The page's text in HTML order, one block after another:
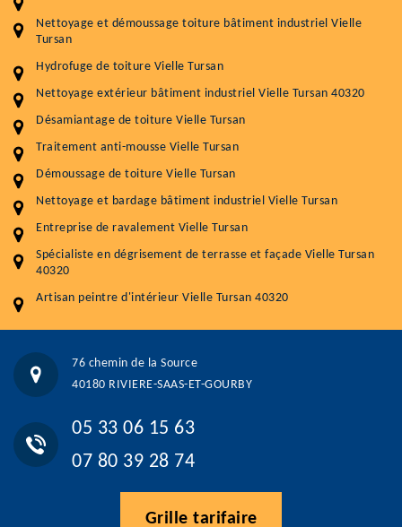
Nettoyage et démoussage toiture bâtiment industriel Vielle
Tursan
Hydrofuge de toiture Vielle Tursan
Nettoyage extérieur bâtiment industriel Vielle Tursan 40320
Désamiantage de toiture Vielle Tursan
Traitement anti-mousse Vielle Tursan
Démoussage de toiture Vielle Tursan
Nettoyage et bardage bâtiment industriel Vielle Tursan
Entreprise de ravalement Vielle Tursan
Spécialiste en dégrisement de terrasse et façade Vielle Tursan
40320
Artisan peintre d'intérieur Vielle Tursan 40320
76 chemin de la Source
40180 RIVIERE-SAAS-ET-GOURBY
05 33 06 15 63
07 80 39 28 74
Grille tarifaire
Entretenir votre toiture, c'est préserver sa
durabilité
Plus de 15 ans d'expérience en couverture et facade
Service
Nettoyageb toiture
Démoussage toiture
Traitement hydrofuge toiture
Prix au m²
9 € / m²
Artisant local recommander
76 chemin de la Source 40180 RIVIERE-SAAS-ET-GOURBY